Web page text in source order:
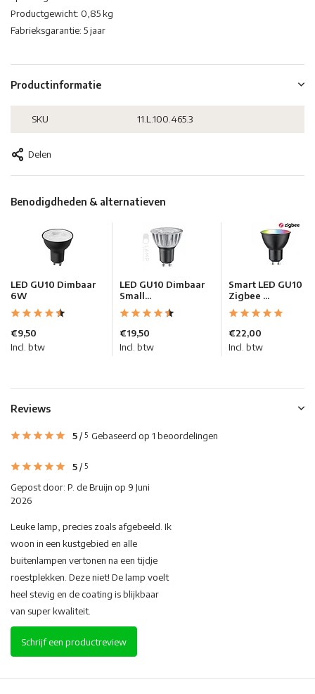
Productgewicht: 0,85 kg
Fabrieksgarantie: 5 jaar
Productinformatie
SKU 11.L.100.465.3
Delen
Benodigdheden & alternatieven
LED GU10 Dimbaar
6W
€9,50
Incl. btw
LED GU10 Dimbaar
Small...
€19,50
Incl. btw
Smart LED GU10
Zigbee ...
€22,00
Incl. btw
Reviews
5/ 5 Gebaseerd op 1 beoordelingen
5/ 5
Gepost door: P. de Bruijn op 9 Juni
2026
Leuke lamp, precies zoals afgebeeld. Ik
woon in een kustgebied en alle
buitenlampen vertonen na een tijdje
roestplekken. Deze niet! De lamp voelt
heel stevig en de coating is blijkbaar
van super kwaliteit.
Schrijf een productreview